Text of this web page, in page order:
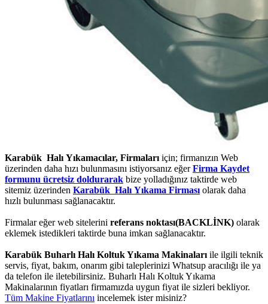
Karabük Halı Yıkamacılar, Firmalarıiçin; firmanızın Web
üzerinden daha hızı bulunmasını istiyorsanız eğerFirma Kaydet
formunu ücretsiz doldurarak bize yolladığınız taktirde web
sitemiz üzerinden Karabük Halı Yıkama Firmasıolarak daha
hızlı bulunması sağlanacaktır.
Firmalar eğer web sitelerini referans noktası(BACKLİNK) olarak
eklemek istedikleri taktirde buna imkan sağlanacaktır.
Karabük Buharlı Halı Koltuk Yıkama Makinalarıile ilgili teknik
servis, fiyat, bakım, onarım gibi taleplerinizi Whatsup aracılığı ile ya
da telefon ile iletebilirsiniz. Buharlı Halı Koltuk Yıkama
Makinalarının fiyatları firmamızda uygun fiyat ile sizleri bekliyor.
Tüm Makine Fiyatlarını incelemek ister misiniz?